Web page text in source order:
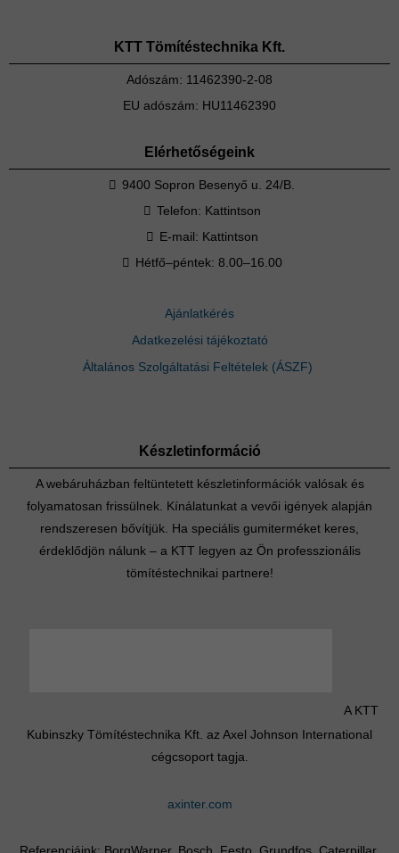
KTT Tömítéstechnika Kft.
Adószám: 11462390-2-08
EU adószám: HU11462390
Elérhetőségeink
9400 Sopron Besenyő u. 24/B.
Telefon: Kattintson
E-mail: Kattintson
Hétfő–péntek: 8.00–16.00
Ajánlatkérés
Adatkezelési tájékoztató
Általános Szolgáltatási Feltételek (ÁSZF)
Készletinformáció
A webáruházban feltüntetett készletinformációk valósak és
folyamatosan frissülnek. Kínálatunkat a vevői igények alapján
rendszeresen bővítjük. Ha speciális gumiterméket keres,
érdeklődjön nálunk – a KTT legyen az Ön professzionális
tömítéstechnikai partnere!
A KTT
Kubinszky Tömítéstechnika Kft. az Axel Johnson International
cégcsoport tagja.
axinter.com